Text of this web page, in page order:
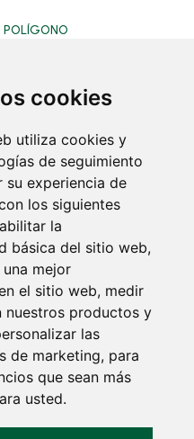
cookies
utiliza cookies y
de seguimiento
su experiencia de
los siguientes
la
básica del sitio web,
mejor
el sitio web, medir
nuestros productos y
las
de marketing, para
que sean más
usted.
POLÍGONO
Verano (16/03 al 31/10):
Lunes a viernes: 07:30 - 19:00
Sábados: 08:00 - 13:00
Invierno (01/11 al 15/03):
Lunes a viernes: 07:30 - 18:30
Sábados: cerrado
Novedades
Contacto
Trabaja con nosotros